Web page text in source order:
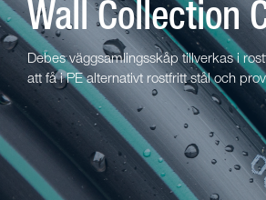
Wall Collection
Debes väggsamlingsskåp tillverkas i
att få i PE alternativt rostfritt stål och